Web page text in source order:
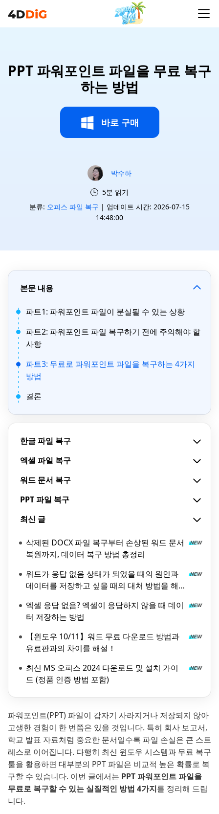
PPT 파워포인트 파일을 무료 복구
하는 방법
바로 구매
박수하
5분 읽기
분류: 오피스 파일 복구 | 업데이트 시간: 2026-07-15
14:48:00
본문 내용
파트1: 파워포인트 파일이 분실될 수 있는 상황
파트2: 파워포인트 파일 복구하기 전에 주의해야 할
사항
파트3: 무료로 파워포인트 파일을 복구하는 4가지
방법
결론
한글 파일 복구
엑셀 파일 복구
워드 문서 복구
PPT 파일 복구
최신 글
삭제된 DOCX 파일 복구부터 손상된 워드 문서
복원까지, 데이터 복구 방법 총정리
워드가 응답 없음 상태가 되었을 때의 원인과
데이터를 저장하고 싶을 때의 대처 방법을 해
엑셀 응답 없음? 엑셀이 응답하지 않을 때 데이
터 저장하는 방법
【윈도우 10/11】워드 무료 다운로드 방법과
유료판과의 차이를 해설！
최신 MS 오피스 2024 다운로드 및 설치 가이
드 (정품 인증 방법 포함)
파워포인트(PPT) 파일이 갑자기 사라지거나 저장되지 않아
고생한 경험이 한 번쯤은 있을 것입니다. 특히 회사 보고서,
학교 발표 자료처럼 중요한 문서일수록 파일 손실은 큰 스트
레스로 이어집니다. 다행히 최신 윈도우 시스템과 무료 복구
툴을 활용하면 대부분의 PPT 파일은 비교적 높은 확률로 복
구할 수 있습니다. 이번 글에서는 PPT 파워포인트 파일을
무료로 복구할 수 있는 실질적인 방법 4가지를 정리해 드립
니다.